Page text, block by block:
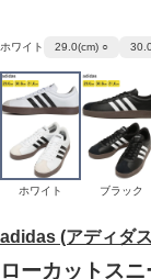
adidas (アディダ
ローカットス
ホワイト 29.0(cm) ○
ホワイト ブラック